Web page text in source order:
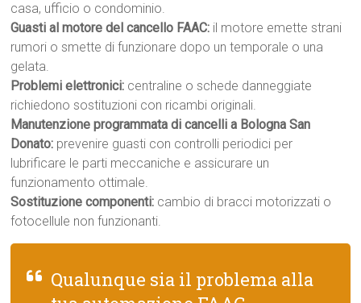
casa, ufficio o condominio.
Guasti al motore del cancello FAAC: il motore emette strani
rumori o smette di funzionare dopo un temporale o una
gelata.
Problemi elettronici: centraline o schede danneggiate
richiedono sostituzioni con ricambi originali.
Manutenzione programmata di cancelli a Bologna San
Donato: prevenire guasti con controlli periodici per
lubrificare le parti meccaniche e assicurare un
funzionamento ottimale.
Sostituzione componenti: cambio di bracci motorizzati o
fotocellule non funzionanti.
Qualunque sia il problema alla